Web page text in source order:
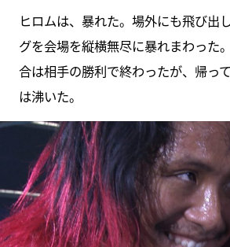
ヒロムは、暴れた。場外にも飛び出
グを会場を縦横無尽に暴れまわった
合は相手の勝利で終わったが、帰っ
は沸いた。